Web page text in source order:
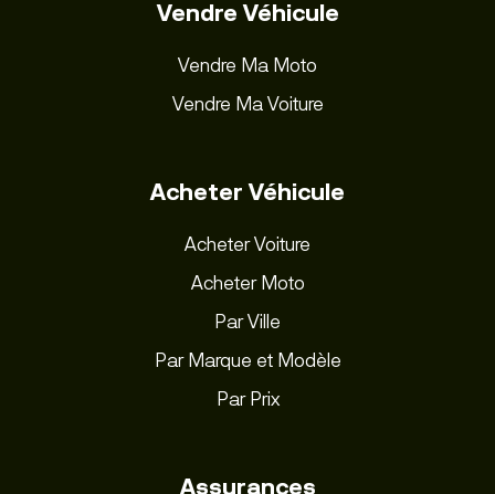
Vendre Véhicule
Vendre Ma Moto
Vendre Ma Voiture
Acheter Véhicule
Acheter Voiture
Acheter Moto
Par Ville
Par Marque et Modèle
Par Prix
Assurances